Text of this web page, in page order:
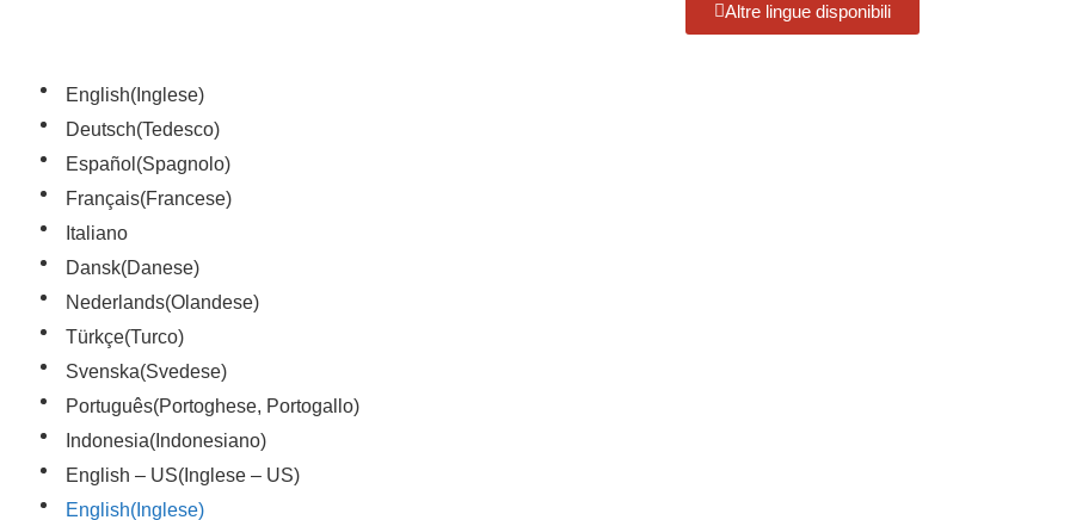
Altre lingue disponibili
English(Inglese)
Deutsch(Tedesco)
Español (Spagnolo)
Français(Francese)
Italiano
Dansk(Danese)
Nederlands(Olandese)
Türkçe(Turco)
Svenska(Svedese)
Português(Portoghese, Portogallo)
Indonesia(Indonesiano)
English – US(Inglese – US)
English(Inglese)